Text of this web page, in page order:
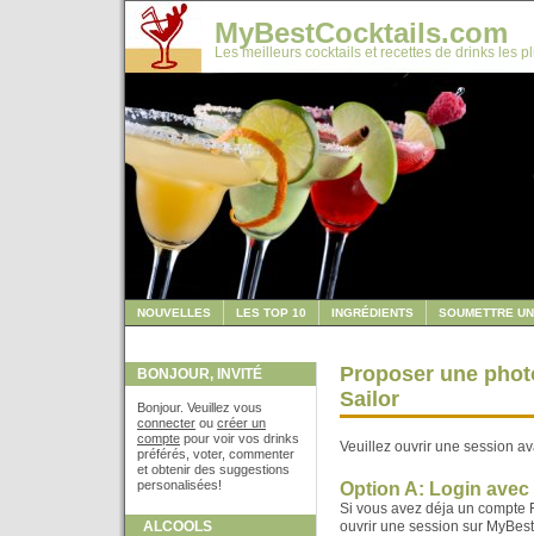
MyBestCocktails.com
Les meilleurs cocktails et recettes de drinks les
NOUVELLES LES TOP 10 INGRÉDIENTS SOUMETTRE
BONJOUR, INVITÉ
Bonjour. Veuillez vous
connecter ou créer un
compte pour voir vos drinks
préférés, voter, commenter
et obtenir des suggestions
personalisées!
ALCOOLS
Proposer une
Sailor
Veuillez ouvrir une session
Option A: Login
Si vous avez déja un compte
ouvrir une session sur